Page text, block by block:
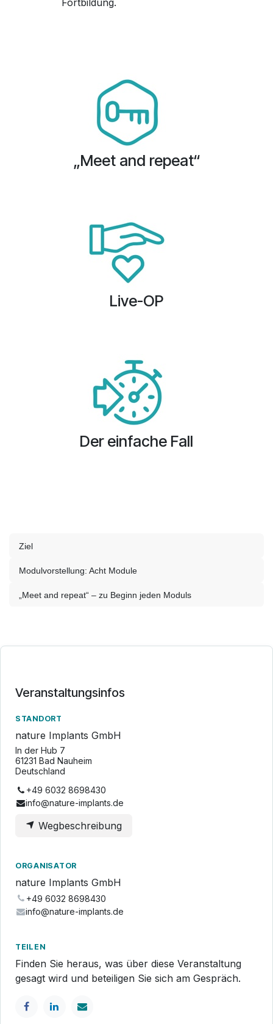
„Meet and repeat“
Live-OP
Der einfache Fall
Ziel
Modulvorstellung: Acht Module
„Meet and repeat“ – zu Beginn jeden Moduls
Veranstaltungsinfos
STANDORT
nature Implants GmbH
In der Hub 7
61231 Bad Nauheim
Deutschland
+49 6032 8698430
info@nature-implants.de
Wegbeschreibung
ORGANISATOR
nature Implants GmbH
+49 6032 8698430
info@nature-implants.de
TEILEN
Finden Sie heraus, was über diese Veranstaltung
gesagt wird und beteiligen Sie sich am Gespräch.